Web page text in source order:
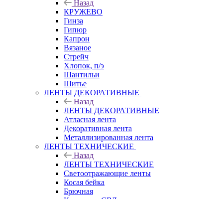
Назад
КРУЖЕВО
Гинза
Гипюр
Капрон
Вязаное
Стрейч
Хлопок, п/э
Шантильи
Шитье
ЛЕНТЫ ДЕКОРАТИВНЫЕ
Назад
ЛЕНТЫ ДЕКОРАТИВНЫЕ
Атласная лента
Декоративная лента
Металлизированная лента
ЛЕНТЫ ТЕХНИЧЕСКИЕ
Назад
ЛЕНТЫ ТЕХНИЧЕСКИЕ
Светоотражающие ленты
Косая бейка
Брючная